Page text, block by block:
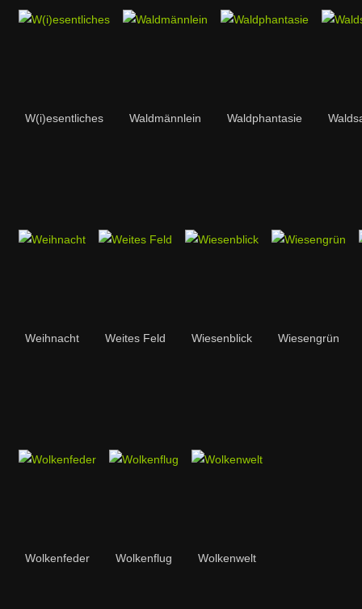
W(i)esentliches Waldmännlein Waldphantasie
Weihnacht Weites Feld Wiesenblick Wiesengrün
Wolkenfeder Wolkenflug Wolkenwelt